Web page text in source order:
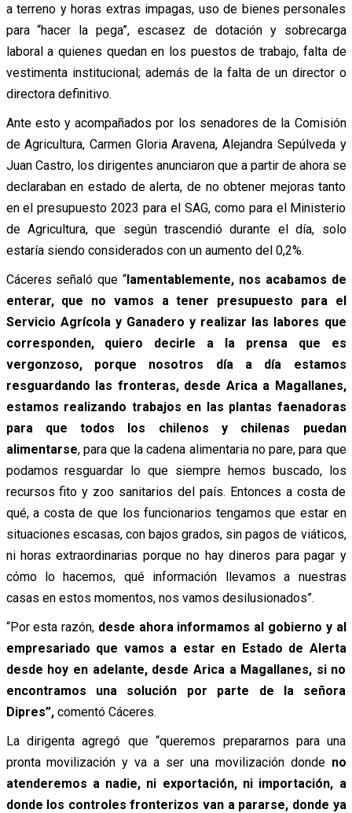
a terreno y horas extras impagas, uso de bienes personales
para “hacer la pega”, escasez de dotación y sobrecarga
laboral a quienes quedan en los puestos de trabajo, falta de
vestimenta institucional; además de la falta de un director o
directora definitivo.
Ante esto y acompañados por los senadores de la Comisión
de Agricultura, Carmen Gloria Aravena, Alejandra Sepúlveda y
Juan Castro, los dirigentes anunciaron que a partir de ahora se
declaraban en estado de alerta, de no obtener mejoras tanto
en el presupuesto 2023 para el SAG, como para el Ministerio
de Agricultura, que según trascendió durante el día, solo
estaría siendo considerados con un aumento del 0,2%.
Cáceres señaló que “lamentablemente, nos acabamos de
enterar, que no vamos a tener presupuesto para el
Servicio Agrícola y Ganadero y realizar las labores que
corresponden, quiero decirle a la prensa que es
vergonzoso, porque nosotros día a día estamos
resguardando las fronteras, desde Arica a Magallanes,
estamos realizando trabajos en las plantas faenadoras
para que todos los chilenos y chilenas puedan
alimentarse, para que la cadena alimentaria no pare, para que
podamos resguardar lo que siempre hemos buscado, los
recursos fito y zoo sanitarios del país. Entonces a costa de
qué, a costa de que los funcionarios tengamos que estar en
situaciones escasas, con bajos grados, sin pagos de viáticos,
ni horas extraordinarias porque no hay dineros para pagar y
cómo lo hacemos, qué información llevamos a nuestras
casas en estos momentos, nos vamos desilusionados”.
“Por esta razón, desde ahora informamos al gobierno y al
empresariado que vamos a estar en Estado de Alerta
desde hoy en adelante, desde Arica a Magallanes, si no
encontramos una solución por parte de la señora
Dipres”, comentó Cáceres.
La dirigenta agregó que “queremos prepararnos para una
pronta movilización y va a ser una movilización donde no
atenderemos a nadie, ni exportación, ni importación, a
donde los controles fronterizos van a pararse, donde ya